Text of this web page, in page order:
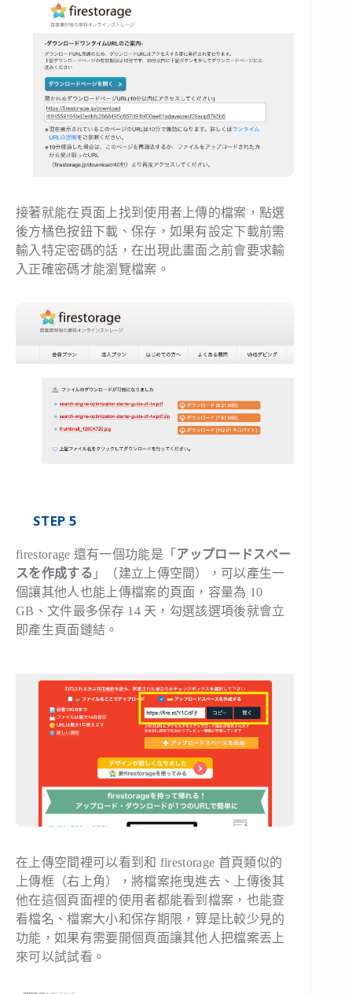
接著就能在頁面上找到使用者上傳的檔案，點選
後方橘色按鈕下載、保存，如果有設定下載前需
輸入特定密碼的話，在出現此畫面之前會要求輸
入正確密碼才能瀏覽檔案。
STEP 5
firestorage 還有一個功能是「 アップロードスペー
スを作成する 」（建立上傳空間），可以產生一
個讓其他人也能上傳檔案的頁面，容量為 10
GB、文件最多保存 14 天，勾選該選項後就會立
即產生頁面鏈結。
在上傳空間裡可以看到和 firestorage 首頁類似的
上傳框（右上角），將檔案拖曳進去、上傳後其
他在這個頁面裡的使用者都能看到檔案，也能查
看檔名、檔案大小和保存期限，算是比較少見的
功能，如果有需要開個頁面讓其他人把檔案丟上
來可以試試看。